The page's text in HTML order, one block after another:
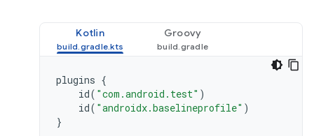
Kotlin Groovy
plugins {
id( "com.android.test" )
id( "androidx.baselineprofile" )
}